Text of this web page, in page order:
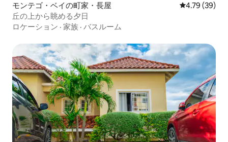
モンテゴ・ベイの町家・長屋 レビュー39
4.79 (39)
丘の上から眺める夕日
ロケーション · 家族 · バスルーム